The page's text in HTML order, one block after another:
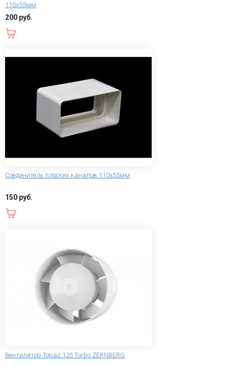
110х55мм
200 руб.
Соединитель плоских каналов 110х55мм
150 руб.
Вентилятор Topaz 125 Turbo ZERNBERG